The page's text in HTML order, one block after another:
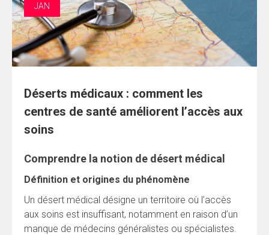
JAN
Déserts médicaux : comment les
centres de santé améliorent l’accès aux
soins
Comprendre la notion de désert médical
Définition et origines du phénomène
Un désert médical désigne un territoire où l’accès
aux soins est insuffisant, notamment en raison d’un
manque de médecins généralistes ou spécialistes.